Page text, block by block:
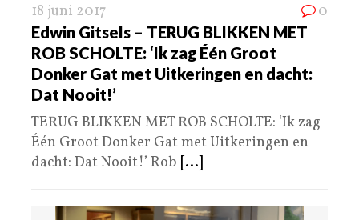
18 juni 2017 0
Edwin Gitsels – TERUG BLIKKEN MET
ROB SCHOLTE: ‘Ik zag Één Groot
Donker Gat met Uitkeringen en dacht:
Dat Nooit!’
TERUG BLIKKEN MET ROB SCHOLTE: ‘Ik zag
Één Groot Donker Gat met Uitkeringen en
dacht: Dat Nooit!’ Rob [...]